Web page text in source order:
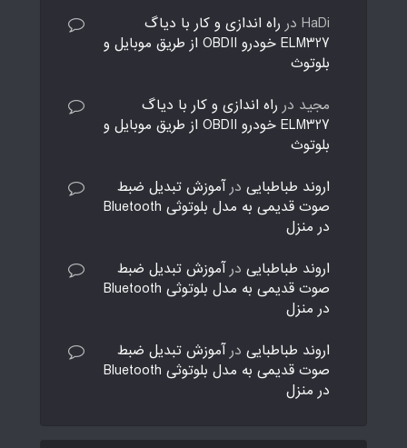
HaDi در راه اندازی و کار با دیاگ
ELM327 خودرو OBDII از طریق موبایل و
بلوتوث
مجید در راه اندازی و کار با دیاگ
ELM327 خودرو OBDII از طریق موبایل و
بلوتوث
اروند طباطبایی درآموزش تبدیل ضبط
صوت قدیمی به مدل بلوتوثی Bluetooth
در منزل
اروند طباطبایی درآموزش تبدیل ضبط
صوت قدیمی به مدل بلوتوثی Bluetooth
در منزل
اروند طباطبایی درآموزش تبدیل ضبط
صوت قدیمی به مدل بلوتوثی Bluetooth
در منزل